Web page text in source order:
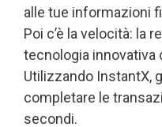
alle tue informazioni
Poi c’è la velocità: la
tecnologia innovativa
Utilizzando InstantX,
completare le
secondi.